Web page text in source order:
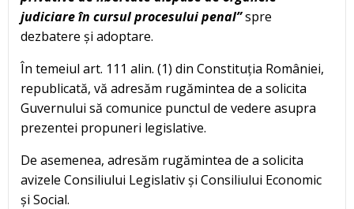
judiciare în cursul procesului penal”spre
dezbatere și adoptare.
În temeiul art. 111 alin. (1) din Constituția României,
republicată, vă adresăm rugămintea de a solicita
Guvernului să comunice punctul de vedere asupra
prezentei propuneri legislative.
De asemenea, adresăm rugămintea de a solicita
avizele Consiliului Legislativ și Consiliului Economic
și Social.